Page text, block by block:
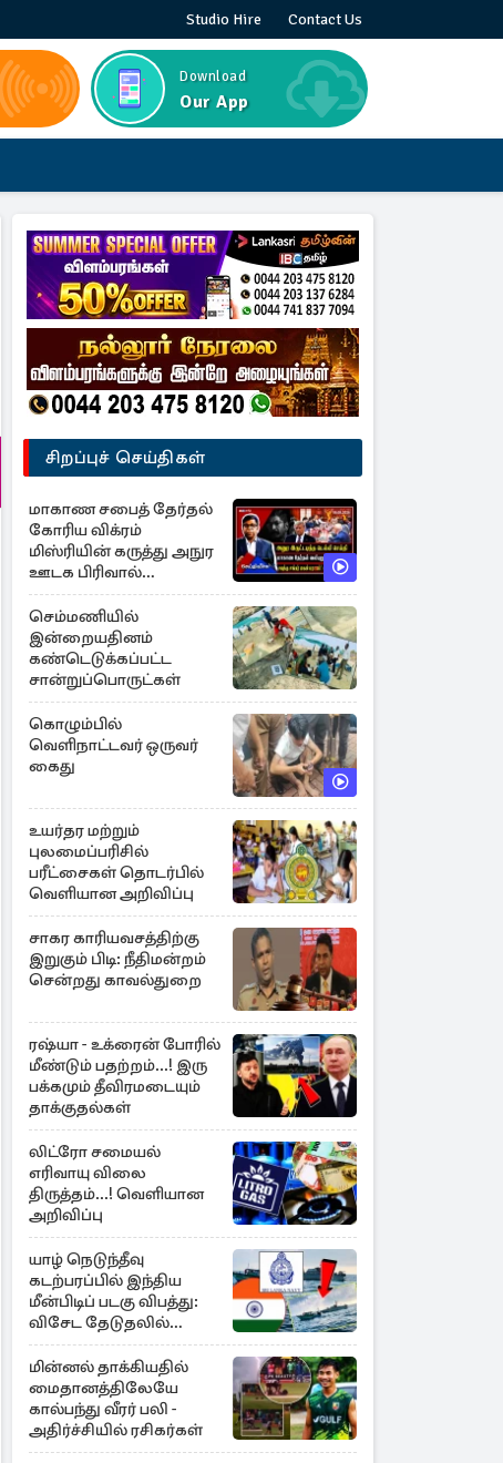
Studio Hire Contact Us
Download
Our App
சிறப்புச் செய்திகள்
மாகாண சபைத் தேர்தல்
கோரிய விக்ரம்
மிஸ்ரியின் கருத்து அநுர
ஊடக பிரிவால்
அமுக்கப்பட்டது ஏன்...!
செம்மணியில்
இன்றையதினம்
கண்டெடுக்கப்பட்ட
சான்றுப்பொருட்கள்
கொழும்பில்
வெளிநாட்டவர் ஒருவர்
கைது
உயர்தர மற்றும்
புலமைப்பரிசில்
பரீட்சைகள் தொடர்பில்
வெளியான அறிவிப்பு
சாகர காரியவசத்திற்கு
இறுகும் பிடி: நீதிமன்றம்
சென்றது காவல்துறை
ரஷ்யா - உக்ரைன் போரில்
மீண்டும் பதற்றம்...! இரு
பக்கமும் தீவிரமடையும்
தாக்குதல்கள்
லிட்ரோ சமையல்
எரிவாயு விலை
திருத்தம்...! வெளியான
அறிவிப்பு
யாழ் நெடுந்தீவு
கடற்பரப்பில் இந்திய
மீன்பிடிப் படகு விபத்து:
விசேட தேடுதலில்
இலங்கை கடற்படை
மின்னல் தாக்கியதில்
மைதானத்திலேயே
கால்பந்து வீரர் பலி -
அதிர்ச்சியில் ரசிகர்கள்